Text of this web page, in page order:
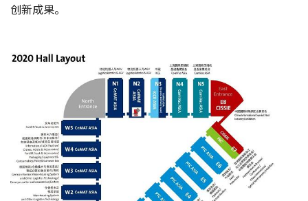
创新成果。